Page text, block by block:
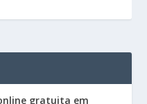
gratuita em